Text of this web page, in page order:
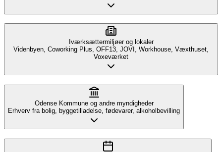
Iværksættermiljøer og lokaler
Videnbyen, Coworking Plus, OFF13, JOVI, Workhouse, Væxthuset,
Voxeværket
Odense Kommune og andre myndigheder
Erhverv fra bolig, byggetilladelse, fødevarer, alkoholbevilling